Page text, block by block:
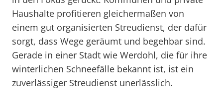
Haushalte profitieren gleichermaßen von
einem gut organisierten Streudienst, der dafür
sorgt, dass Wege geräumt und begehbar sind.
Gerade in einer Stadt wie Werdohl, die für ihre
winterlichen Schneefälle bekannt ist, ist ein
zuverlässiger Streudienst unerlässlich.